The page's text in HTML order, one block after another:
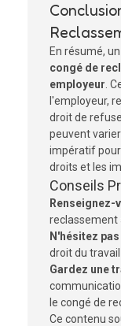
En résumé,
congé de
employeur .
l'employeur,
droit de
peuvent
impératif
droits et les
Conseils
Renseignez-
reclassement
N'hésitez
droit du
Gardez une
le congé de
Ce contenu